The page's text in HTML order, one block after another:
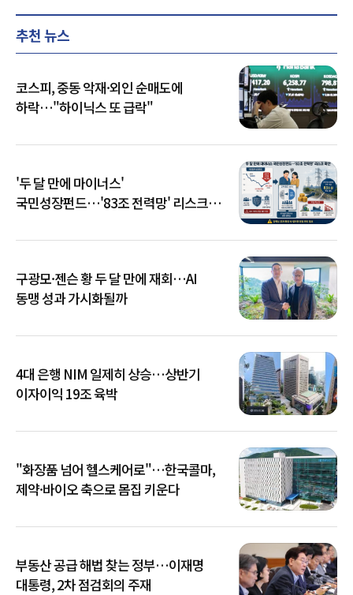
추천 뉴스
코스피, 중동 악재·외인 순매도에
하락…"하이닉스 또 급락"
'두 달 만에 마이너스'
국민성장펀드…'83조 전력망' 리스크
구광모·젠슨 황 두 달 만에 재회…AI
동맹 성과 가시화될까
4대 은행 NIM 일제히 상승…상반기
이자이익 19조 육박
"화장품 넘어 헬스케어로"…한국콜마,
제약·바이오 축으로 몸집 키운다
부동산 공급 해법 찾는 정부…이재명
대통령, 2차 점검회의 주재